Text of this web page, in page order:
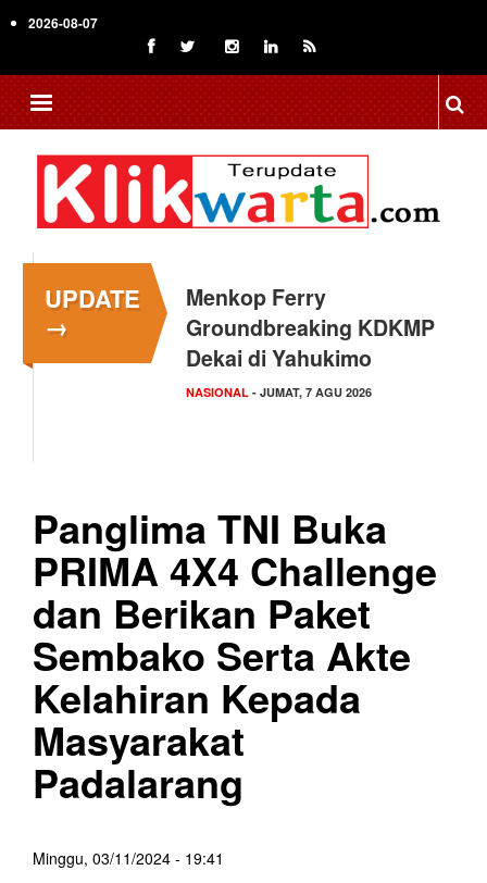
to
content
2026-08-07
UPDATE
→
Menkop Ferry
Groundbreaking KDKMP
Dekai di Yahukimo
NASIONAL - JUMAT, 7 AGU 2026
Panglima TNI Buka
PRIMA 4X4 Challenge
dan Berikan Paket
Sembako Serta Akte
Kelahiran Kepada
Masyarakat
Padalarang
Minggu, 03/11/2024 - 19:41